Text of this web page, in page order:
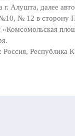
г. Алушта, далее
№ 12 в сторону
«Комсомольская
Республика